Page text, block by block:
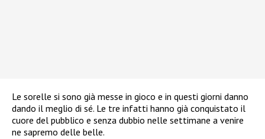
Le sorelle si sono già messe in gioco e in questi giorni danno
dando il meglio di sé. Le tre infatti hanno già conquistato il
cuore del pubblico e senza dubbio nelle settimane a venire
ne sapremo delle belle.